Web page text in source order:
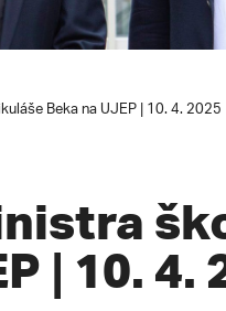
Beka na UJEP | 10. 4. 2025
| 10. 4.